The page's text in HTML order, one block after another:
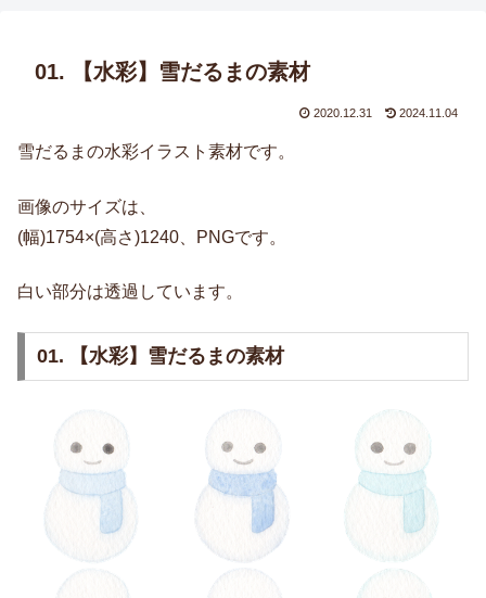
01. 【水彩】雪だるまの素材
2020.12.31 2024.11.04
雪だるまの水彩イラスト素材です。
画像のサイズは、
(幅)1754×(高さ)1240、PNGです。
白い部分は透過しています。
01. 【水彩】雪だるまの素材